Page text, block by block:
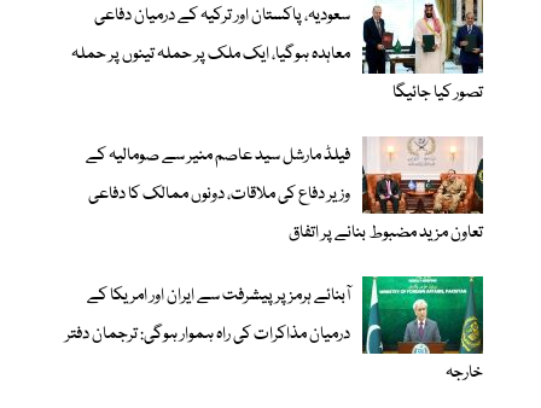
سعودیہ، پاکستان اور ترکیہ کے درمیان دفاعی
معاہدہ ہوگیا، ایک ملک پر حملہ تینوں پر حملہ
تصور کیا جائیگا
فیلڈ مارشل سید عاصم منیر سے صومالیہ کے
وزیر دفاع کی ملاقات، دونوں ممالک کا دفاعی
تعاون مزید مضبوط بنانے پر اتفاق
آبنائے ہرمز پر پیشرفت سے ایران اور امریکا کے
درمیان مذاکرات کی راہ ہموار ہوگی: ترجمان دفتر
خارجہ